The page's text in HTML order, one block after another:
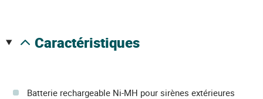
caractéristiques
Batterie rechargeable Ni-MH pour sirènes extérieures